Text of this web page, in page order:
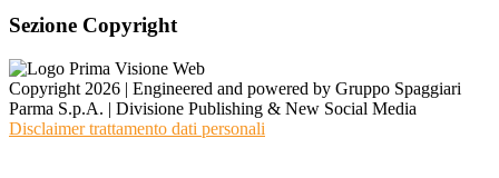
Sezione Copyright
Copyright 2026 | Engineered and powered by Gruppo Spaggiari
Parma S.p.A. | Divisione Publishing & New Social Media
Disclaimer trattamento dati personali